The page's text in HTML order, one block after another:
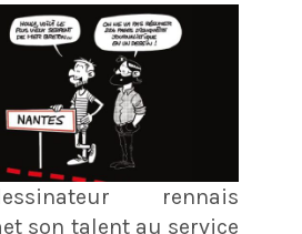
rennais
son talent au service